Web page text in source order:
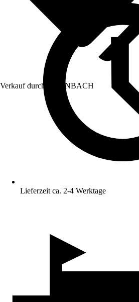
Verkauf durch: HORNBACH
Lieferzeit ca. 2-4 Werktage